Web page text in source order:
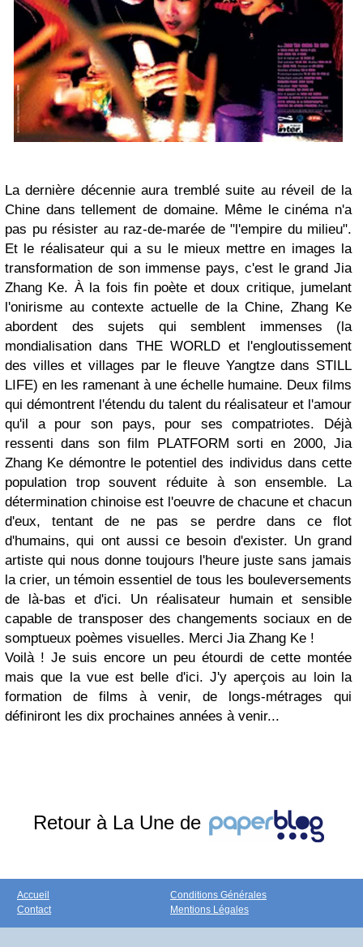
La dernière décennie aura tremblé suite au réveil de la
Chine dans tellement de domaine. Même le cinéma n'a
pas pu résister au raz-de-marée de "l'empire du milieu".
Et le réalisateur qui a su le mieux mettre en images la
transformation de son immense pays, c'est le grand Jia
Zhang Ke. À la fois fin poète et doux critique, jumelant
l'onirisme au contexte actuelle de la Chine, Zhang Ke
abordent des sujets qui semblent immenses (la
mondialisation dans THE WORLD et l'engloutissement
des villes et villages par le fleuve Yangtze dans STILL
LIFE) en les ramenant à une échelle humaine. Deux films
qui démontrent l'étendu du talent du réalisateur et l'amour
qu'il a pour son pays, pour ses compatriotes. Déjà
ressenti dans son film PLATFORM sorti en 2000, Jia
Zhang Ke démontre le potentiel des individus dans cette
population trop souvent réduite à son ensemble. La
détermination chinoise est l'oeuvre de chacune et chacun
d'eux, tentant de ne pas se perdre dans ce flot
d'humains, qui ont aussi ce besoin d'exister. Un grand
artiste qui nous donne toujours l'heure juste sans jamais
la crier, un témoin essentiel de tous les bouleversements
de là-bas et d'ici. Un réalisateur humain et sensible
capable de transposer des changements sociaux en de
somptueux poèmes visuelles. Merci Jia Zhang Ke !
Voilà ! Je suis encore un peu étourdi de cette montée
mais que la vue est belle d'ici. J'y aperçois au loin la
formation de films à venir, de longs-métrages qui
définiront les dix prochaines années à venir...
Retour à La Une de
Accueil
Contact
Conditions Générales
Mentions Légales